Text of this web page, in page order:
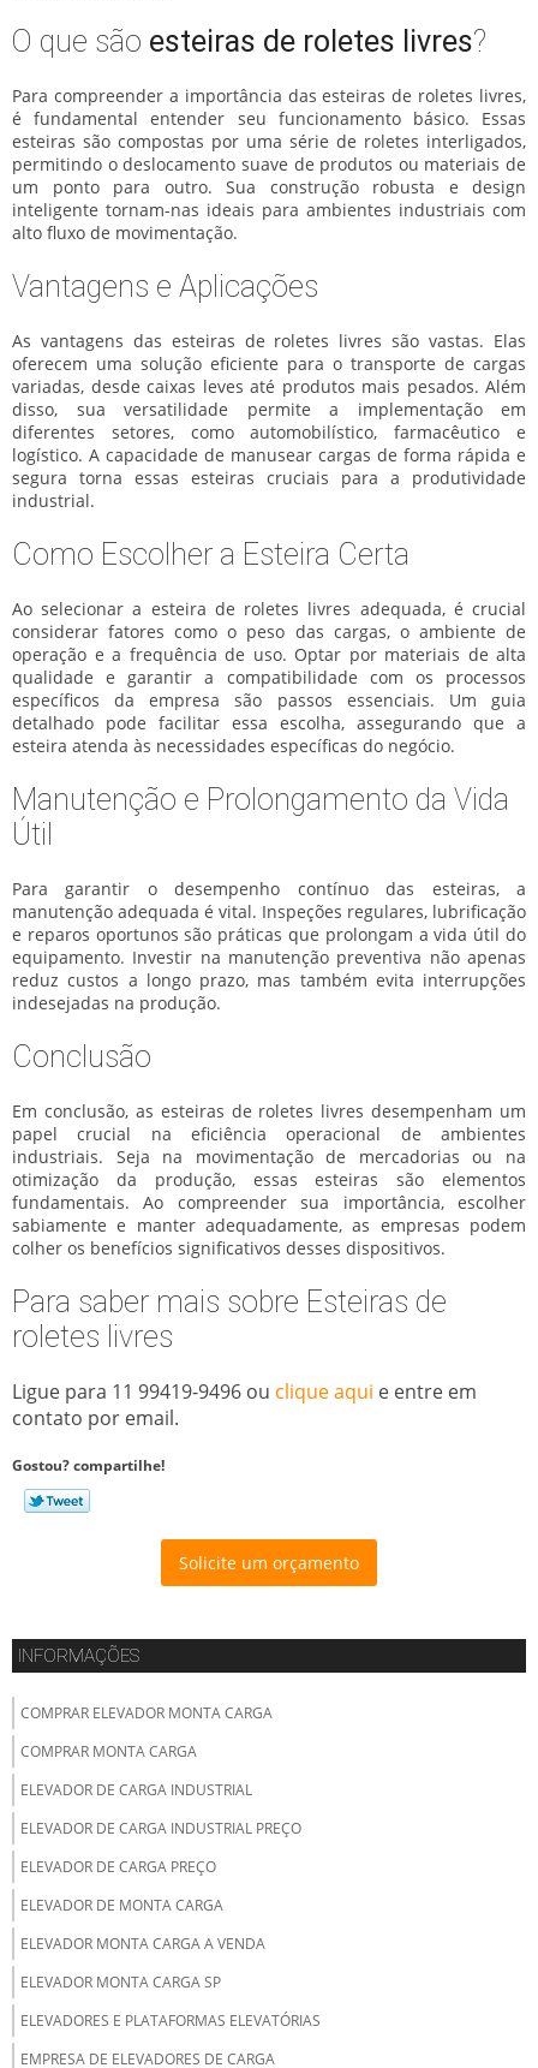
O que são esteiras de roletes livres?
Para compreender a importância dasesteiras de roletes livres,
é fundamental entender seu funcionamento básico. Essas
esteiras são compostas por uma série de roletes interligados,
permitindo o deslocamento suave de produtos ou materiais de
um ponto para outro. Sua construção robusta e design
inteligente tornam-nas ideais para ambientes industriais com
alto fluxo de movimentação.
Vantagens e Aplicações
As vantagens das esteiras de roletes livres são vastas. Elas
oferecem uma solução eficiente para o transporte de cargas
variadas, desde caixas leves até produtos mais pesados. Além
disso, sua versatilidade permite a implementação em
diferentes setores, como automobilístico, farmacêutico e
logístico. A capacidade de manusear cargas de forma rápida e
segura torna essas esteiras cruciais para a produtividade
industrial.
Como Escolher a Esteira Certa
Ao selecionar a esteira de roletes livres adequada, é crucial
considerar fatores como o peso das cargas, o ambiente de
operação e a frequência de uso. Optar por materiais de alta
qualidade e garantir a compatibilidade com os processos
específicos da empresa são passos essenciais. Um guia
detalhado pode facilitar essa escolha, assegurando que a
esteira atenda às necessidades específicas do negócio.
Manutenção e Prolongamento da Vida
Útil
Para garantir o desempenho contínuo das esteiras, a
manutenção adequada é vital. Inspeções regulares, lubrificação
e reparos oportunos são práticas que prolongam a vida útil do
equipamento. Investir na manutenção preventiva não apenas
reduz custos a longo prazo, mas também evita interrupções
indesejadas na produção.
Conclusão
Em conclusão, as esteiras de roletes livres desempenham um
papel crucial na eficiência operacional de ambientes
industriais. Seja na movimentação de mercadorias ou na
otimização da produção, essas esteiras são elementos
fundamentais. Ao compreender sua importância, escolher
sabiamente e manter adequadamente, as empresas podem
colher os benefícios significativos desses dispositivos.
Para saber mais sobre Esteiras de
roletes livres
Ligue para 11 99419-9496 ou clique aqui e entre em
contato por email.
Gostou? compartilhe!
Solicite um orçamento
INFORMAÇÕES
COMPRAR ELEVADOR MONTA CARGA
COMPRAR MONTA CARGA
ELEVADOR DE CARGA INDUSTRIAL
ELEVADOR DE CARGA INDUSTRIAL PREÇO
ELEVADOR DE CARGA PREÇO
ELEVADOR DE MONTA CARGA
ELEVADOR MONTA CARGA A VENDA
ELEVADOR MONTA CARGA SP
ELEVADORES E PLATAFORMAS ELEVATÓRIAS
EMPRESA DE ELEVADORES DE CARGA